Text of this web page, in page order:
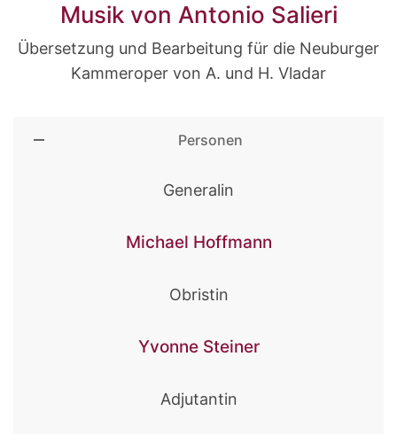
Musik von Antonio Salieri
Übersetzung und Bearbeitung für die Neuburger
Kammeroper von A. und H. Vladar
Personen
Generalin
Michael Hoffmann
Obristin
Yvonne Steiner
Adjutantin